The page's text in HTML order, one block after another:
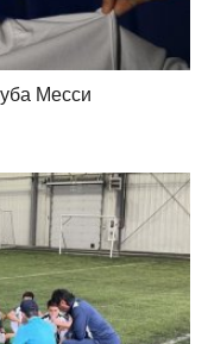
Месси